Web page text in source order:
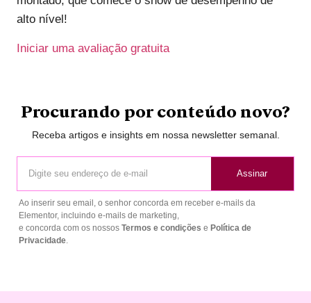
alto nível!
Iniciar uma avaliação gratuita
Procurando por conteúdo novo?
Receba artigos e insights em nossa newsletter semanal.
Assinar
Ao inserir seu email, o senhor concorda em receber e-mails da
Elementor, incluindo e-mails de marketing,
e concorda com os nossos Termos e condições e Política de
Privacidade